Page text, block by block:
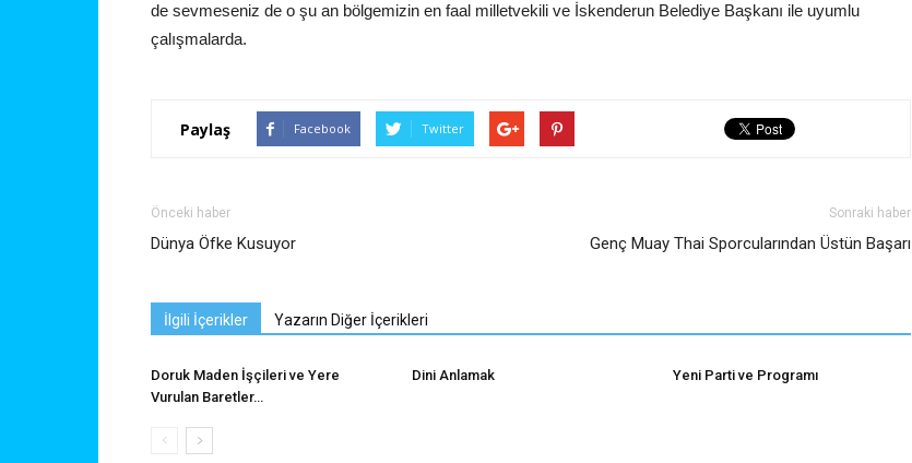
de sevmeseniz de o şu an bölgemizin en faal milletvekili ve İskenderun Belediye Başkanı ile uyumlu
çalışmalarda.
Paylaş Facebook Twitter
Önceki haber
Dünya Öfke Kusuyor
Sonraki haber
Genç Muay Thai Sporcularından Üstün Başarı
İlgili İçerikler Yazarın Diğer İçerikleri
Doruk Maden İşçileri ve Yere
Vurulan Baretler…
Dini Anlamak Yeni Parti ve Programı